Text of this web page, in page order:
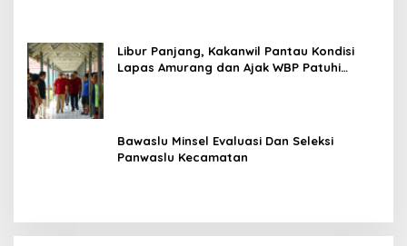
Libur Panjang, Kakanwil Pantau Kondisi
Lapas Amurang dan Ajak WBP Patuhi
Bawaslu Minsel Evaluasi Dan Seleksi
Panwaslu Kecamatan